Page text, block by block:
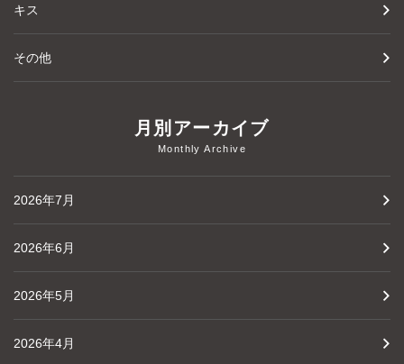
キス
その他
月別アーカイブ
Monthly Archive
2026年7月
2026年6月
2026年5月
2026年4月